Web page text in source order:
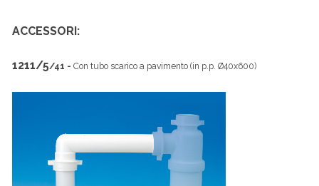
ACCESSORI:
1211/5/41 - Con tubo scarico a pavimento (in p.p. Ø40x600)